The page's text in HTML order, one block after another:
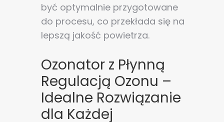
być optymalnie przygotowane
do procesu, co przekłada się na
lepszą jakość powietrza.
Ozonator z Płynną
Regulacją Ozonu –
Idealne Rozwiązanie
dla Każdej